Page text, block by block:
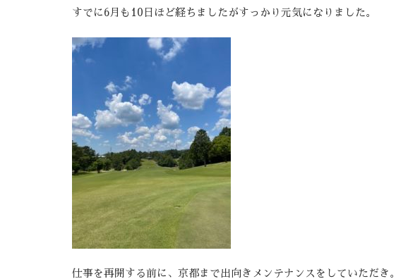
すでに6月も10日ほど経ちましたがすっかり元気になりました。
仕事を再開する前に、京都まで出向きメンテナンスをしていただき。